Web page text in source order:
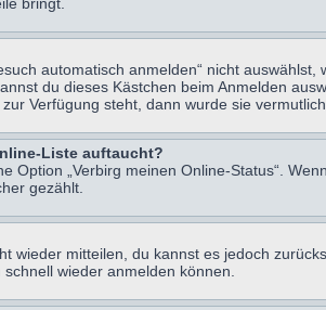
automatisch anmelden“ nicht
du dieses Kästchen beim Anmelden
Verfügung steht, dann wurde sie
Liste auftaucht?
Option „Verbirg meinen Online-Status“.
gezählt.
wieder mitteilen, du kannst es jedoch
wieder anmelden können.